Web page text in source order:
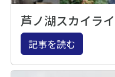
芦ノ湖スカイラ
記事を読む